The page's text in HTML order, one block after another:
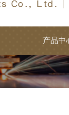
产品中